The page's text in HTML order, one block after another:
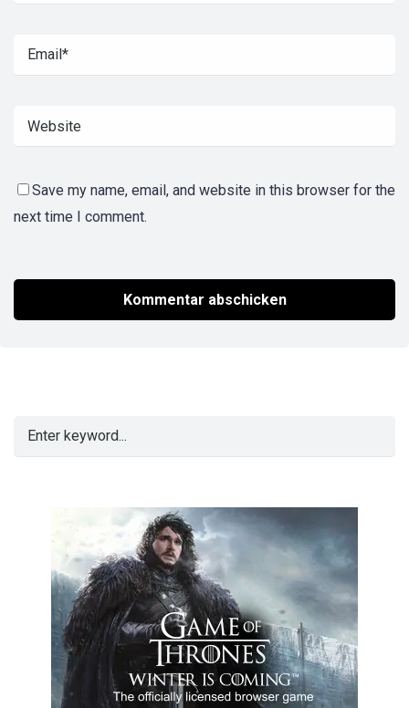
Save my name, email, and website in this browser for the
next time I comment.